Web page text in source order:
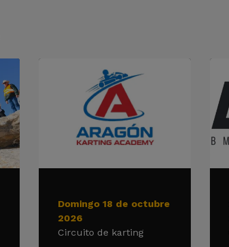
Domingo 18 de octubre
2026
Circuito de karting